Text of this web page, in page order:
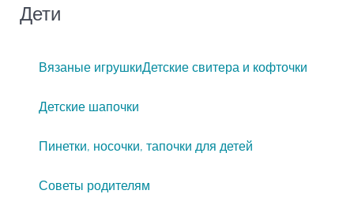
Дети
Вязаные игрушкиДетские свитера и кофточки
Детские шапочки
Пинетки, носочки, тапочки для детей
Советы родителям